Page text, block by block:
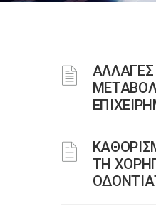
ΑΛΛΑΓΕΣ
ΤΗ